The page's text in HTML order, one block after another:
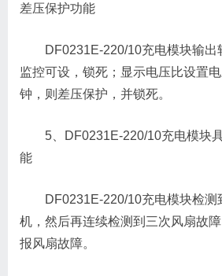
差压保护功能
DF0231E-220/10充电模块输出
监控可设，锁死；显示电压比设置
钟，则差压保护，并锁死。
5、DF0231E-220/10充电模块
能
DF0231E-220/10充电模块检测
机，然后再连续检测到三次风扇故
报风扇故障。